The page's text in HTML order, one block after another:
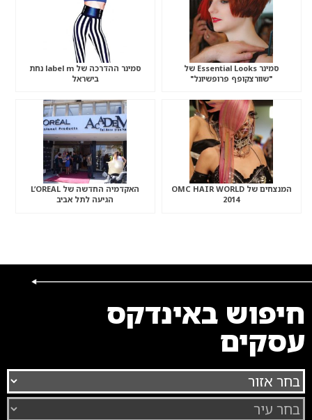
סמינר Essential Looks של
"שוורצקופף פרופשיונל"
סמינר ההדרכה של label m נחת
בישראל
המנצחים של OMC HAIR WORLD
2014
האקדמיה החדשה של L’OREAL
הגיעה לתל אביב
חיפוש באינדקס
עסקים